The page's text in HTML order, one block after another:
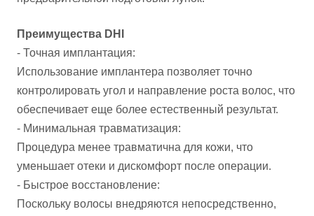
Преимущества DHI
- Точная имплантация:
Использование имплантера позволяет точно
контролировать угол и направление роста волос, что
обеспечивает еще более естественный результат.
- Минимальная травматизация:
Процедура менее травматична для кожи, что
уменьшает отеки и дискомфорт после операции.
- Быстрое восстановление:
Поскольку волосы внедряются непосредственно,